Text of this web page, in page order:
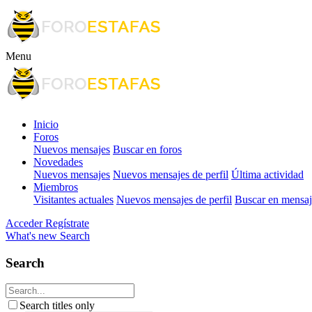
Menu
Inicio
Foros
Nuevos mensajes Buscar en foros
Novedades
Nuevos mensajes Nuevos mensajes de perfil Última actividad
Miembros
Visitantes actuales Nuevos mensajes de perfil Buscar en
Acceder Regístrate
What's new Search
Search
Search titles only